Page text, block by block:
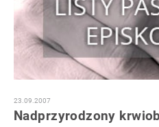
23.09.2007
Nadprzyrodzony